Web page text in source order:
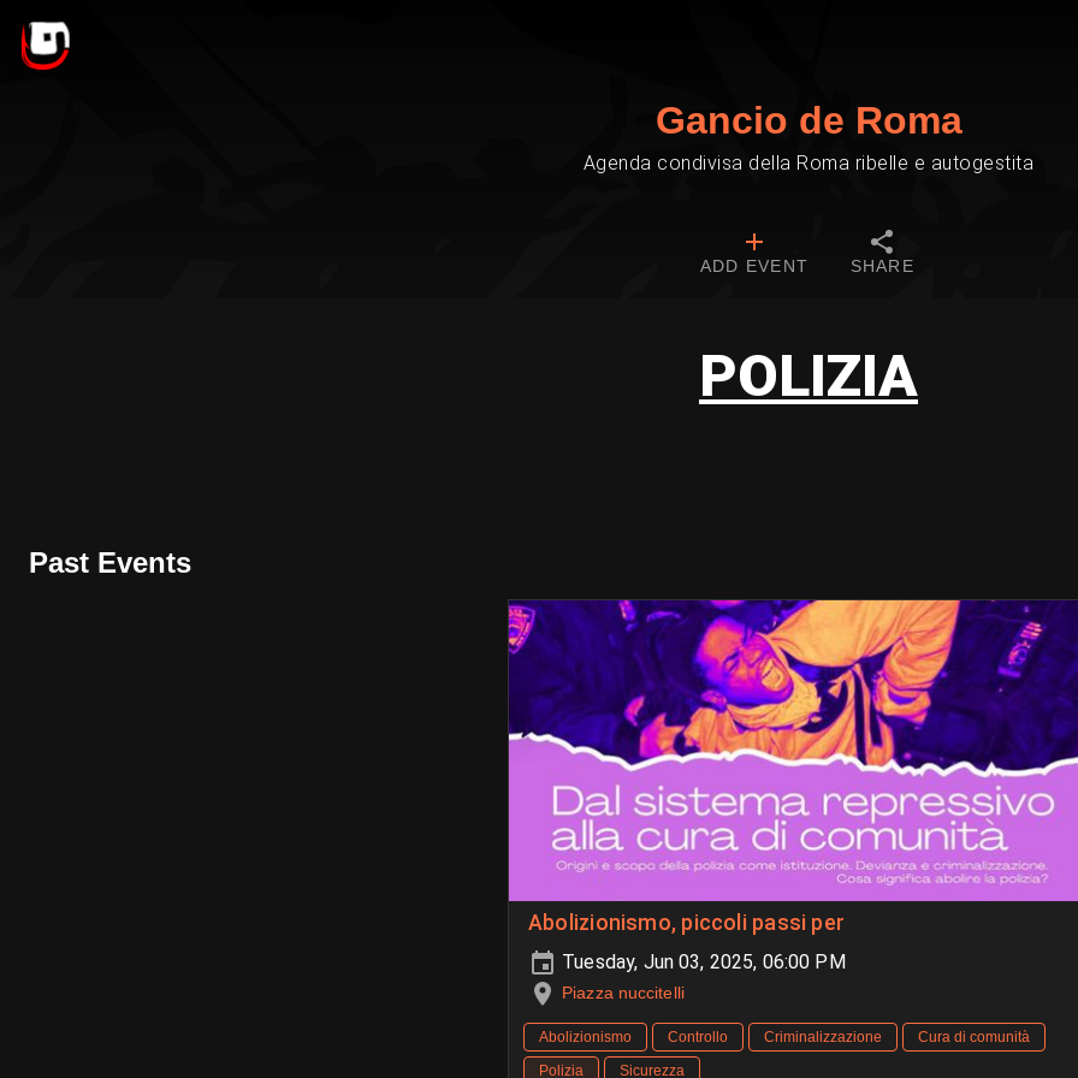
Gancio de Roma
Agenda condivisa della Roma ribelle e autogestita
ADD EVENT SHARE
POLIZIA
Past Events
Abolizionismo, piccoli passi per
Tuesday, Jun 03, 2025, 06:00 PM
Piazza nuccitelli
Abolizionismo Controllo Criminalizzazione
Cura di comunità
Polizia
Sicurezza